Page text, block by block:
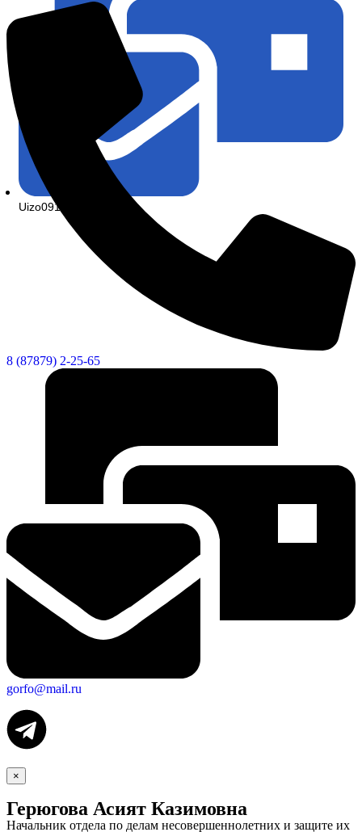
Uizo0914@mail.ru
8 (87879) 2-25-65
gorfo@mail.ru
×
Герюгова Асият Казимовна
Начальник отдела по делам несовершеннолетних и защите их